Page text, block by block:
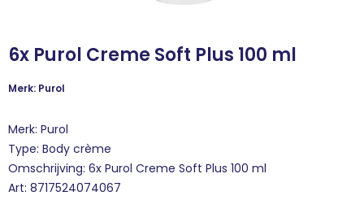
6x Purol Creme Soft Plus 100 ml
Merk: Purol
Merk: Purol
Type: Body crème
Omschrijving: 6x Purol Creme Soft Plus 100 ml
Art: 8717524074067